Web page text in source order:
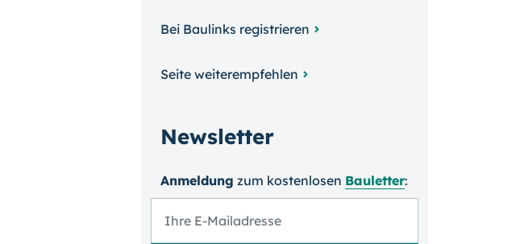
Bei Baulinks registrieren
Seite weiterempfehlen
Newsletter
Anmeldung zum kosten­losen Bauletter: